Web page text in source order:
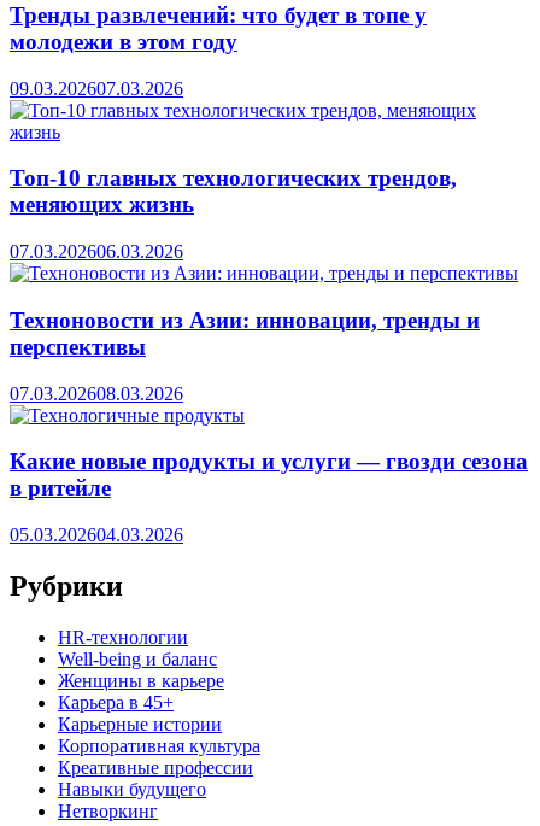
Тренды развлечений: что будет в топе у
молодежи в этом году
09.03.202607.03.2026
Топ-10 главных технологических трендов,
меняющих жизнь
07.03.202606.03.2026
Техноновости из Азии: инновации, тренды и
перспективы
07.03.202608.03.2026
Какие новые продукты и услуги — гвозди сезона
в ритейле
05.03.202604.03.2026
Рубрики
HR‑технологии
Well-being и баланс
Женщины в карьере
Карьера в 45+
Карьерные истории
Корпоративная культура
Креативные профессии
Навыки будущего
Нетворкинг